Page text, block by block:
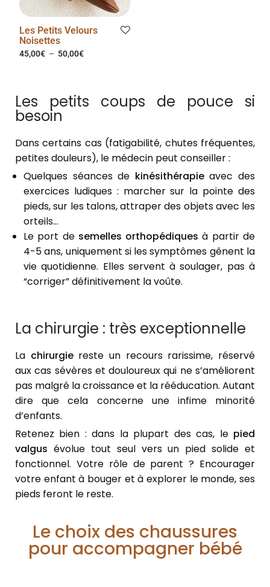
Les Petits Velours
Noisettes
45,00€ – 50,00€
Les petits coups de pouce si
besoin
Dans certains cas (fatigabilité, chutes fréquentes,
petites douleurs), le médecin peut conseiller :
Quelques séances de kinésithérapieavec des
exercices ludiques : marcher sur la pointe des
pieds, sur les talons, attraper des objets avec les
orteils…
Le port de semelles orthopédiques à partir de
4-5 ans, uniquement si les symptômes gênent la
vie quotidienne. Elles servent à soulager, pas à
“corriger” définitivement la voûte.
La chirurgie : très exceptionnelle
La chirurgiereste un recours rarissime, réservé
aux cas sévères et douloureux qui ne s’améliorent
pas malgré la croissance et la rééducation. Autant
dire que cela concerne une infime minorité
d’enfants.
Retenez bien : dans la plupart des cas, le pied
valgus évolue tout seul vers un pied solide et
fonctionnel. Votre rôle de parent ? Encourager
votre enfant à bouger et à explorer le monde, ses
pieds feront le reste.
Le choix des chaussures
pour accompagner bébé